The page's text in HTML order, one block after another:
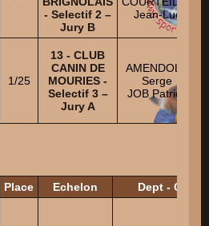
- Selectif 2 –
Jury B
Jean-Luc
1/25
13 - CLUB
CANIN DE
MOURIES -
Selectif 3 –
Jury A
AMENDOLA
Serge
JOB Patrick
Place Echelon Dept - Club